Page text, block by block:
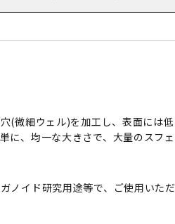
(微細ウェル)を加工し、表面には低
に、均一な大きさで、大量のスフェ
ノイド研究用途等で、ご使用いただ